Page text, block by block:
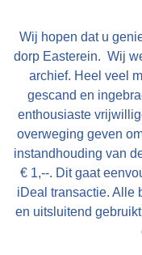
Wij hopen dat u
dorp Easterein. Wij
archief. Heel veel
gescand en
enthousiaste
overweging geven
instandhouding van
€ 1,--. Dit gaat
iDeal transactie. Alle
en uitsluitend